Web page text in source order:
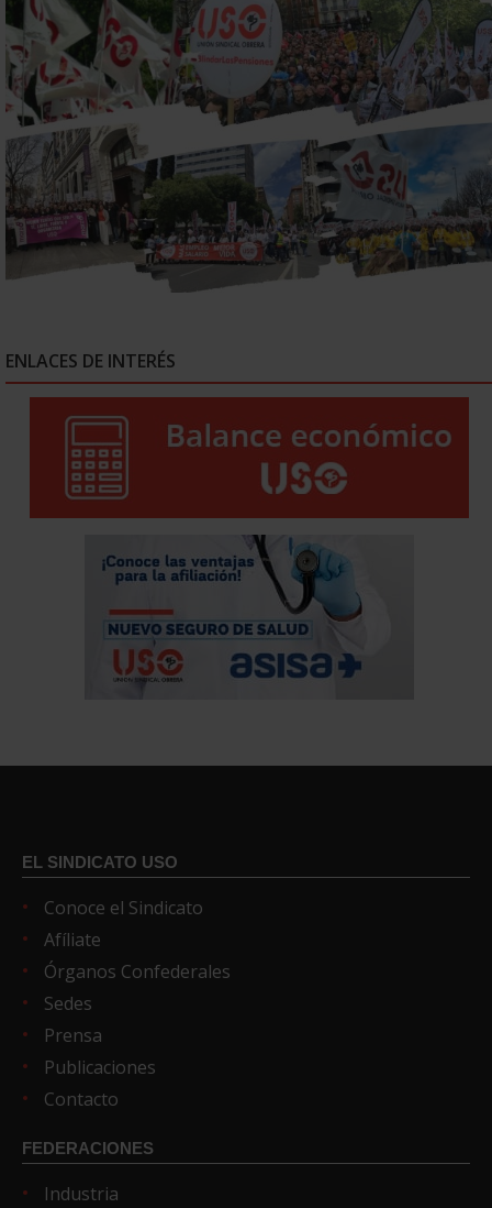
ENLACES DE INTERÉS
EL SINDICATO USO
Conoce el Sindicato
Afíliate
Órganos Confederales
Sedes
Prensa
Publicaciones
Contacto
FEDERACIONES
Industria